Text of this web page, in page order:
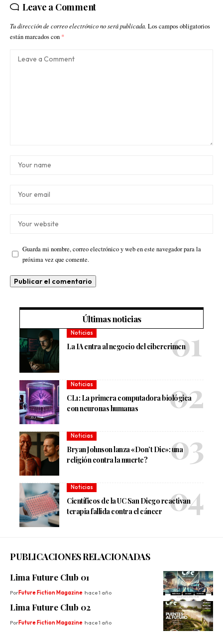
Leave a Comment
Tu dirección de correo electrónico no será publicada. Los campos obligatorios
están marcados con *
Guarda mi nombre, correo electrónico y web en este navegador para la
próxima vez que comente.
Últimas noticias
Noticias
La IA entra al negocio del cibercrimen
Noticias
CL1: La primera computadora biológica
con neuronas humanas
Noticias
Bryan Johnson lanza «Don’t Die»: una
religión contra la muerte?
Noticias
Científicos de la UC San Diego reactivan
terapia fallida contra el cáncer
PUBLICACIONES RELACIONADAS
Lima Future Club 01
PorFuture Fiction Magazine hace 1 año
Lima Future Club 02
PorFuture Fiction Magazine hace 1 año